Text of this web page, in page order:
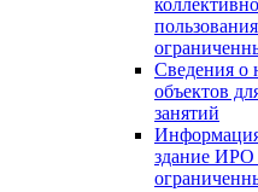
Сведения о
объектов
занятий
здание ИРО